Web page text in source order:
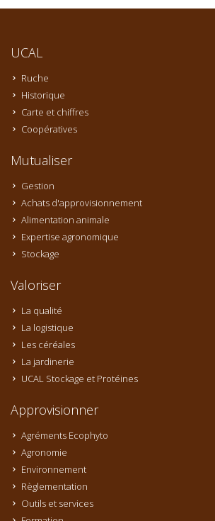
UCAL
Ruche
Historique
Carte et chiffres
Coopératives
Mutualiser
Gestion
Achats d'approvisionnement
Alimentation animale
Expertise agronomique
Stockage
Valoriser
La qualité
La logistique
Les céréales
La jardinerie
UCAL Stockage et Protéines
Approvisionner
Agréments Ecophyto
Agronomie
Environnement
Règlementation
Outils et services